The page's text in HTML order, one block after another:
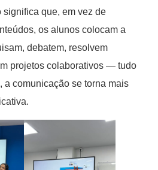
significa que, em vez de
os alunos colocam a
debatem, resolvem
projetos colaborativos — tudo
a comunicação se torna mais